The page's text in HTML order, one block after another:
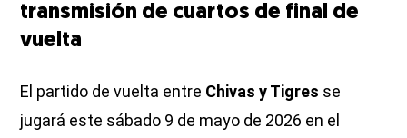
transmisión de cuartos de final de
vuelta
El partido de vuelta entre Chivas y Tigres se
jugará este sábado 9 de mayo de 2026 en el